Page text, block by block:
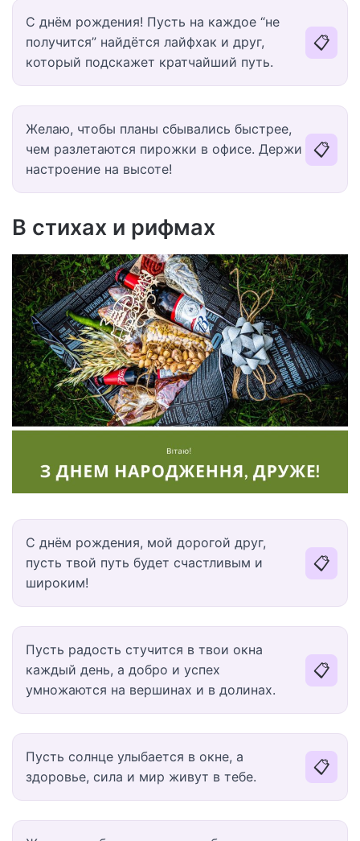
С днём рождения! Пусть на каждое “не
получится” найдётся лайфхак и друг,
который подскажет кратчайший путь.
📋
Желаю, чтобы планы сбывались быстрее,
чем разлетаются пирожки в офисе. Держи
настроение на высоте!
📋
В стихах и рифмах
С днём рождения, мой дорогой друг,
пусть твой путь будет счастливым и
широким!
📋
Пусть радость стучится в твои окна
каждый день, а добро и успех
умножаются на вершинах и в долинах.
📋
Пусть солнце улыбается в окне, а
здоровье, сила и мир живут в тебе.
📋